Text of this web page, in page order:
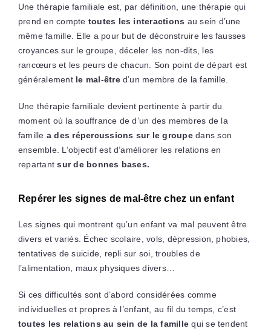
Une thérapie familiale est, par définition, une thérapie qui
prend en compte toutes les interactions au sein d’une
même famille. Elle a pour but de déconstruire les fausses
croyances sur le groupe, déceler les non-dits, les
rancœurs et les peurs de chacun. Son point de départ est
généralement le mal-êtred’un membre de la famille.
Une thérapie familiale devient pertinente à partir du
moment où la souffrance de d’un des membres de la
famille a des répercussions sur le groupedans son
ensemble. L’objectif est d’améliorer les relations en
repartantsur de bonnes bases.
Repérer les signes de mal-être chez un enfant
Les signes qui montrent qu’un enfant va mal peuvent être
divers et variés. Échec scolaire, vols, dépression, phobies,
tentatives de suicide, repli sur soi, troubles de
l’alimentation, maux physiques divers…
Si ces difficultés sont d’abord considérées comme
individuelles et propres à l’enfant, au fil du temps, c’est
toutes les relations au sein de la famille qui se tendent